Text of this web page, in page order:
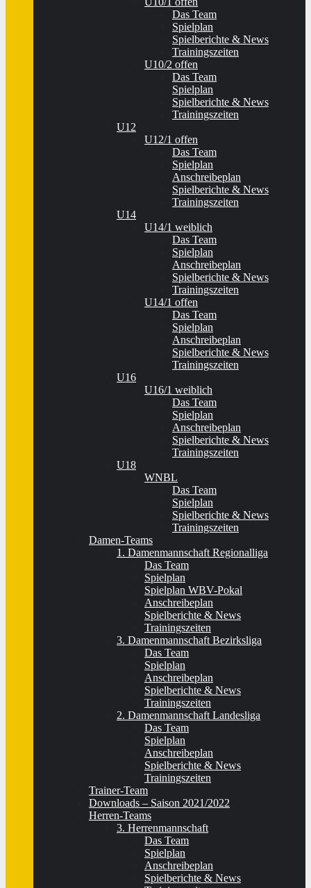
Das Team
Spielplan
Spielberichte & News
Trainingszeiten
U10/2 offen
Das Team
Spielplan
Spielberichte & News
Trainingszeiten
U12
U12/1 offen
Das Team
Spielplan
Anschreibeplan
Spielberichte & News
Trainingszeiten
U14
U14/1 weiblich
Das Team
Spielplan
Anschreibeplan
Spielberichte & News
Trainingszeiten
U14/1 offen
Das Team
Spielplan
Anschreibeplan
Spielberichte & News
Trainingszeiten
U16
U16/1 weiblich
Das Team
Spielplan
Anschreibeplan
Spielberichte & News
Trainingszeiten
U18
WNBL
Das Team
Spielplan
Spielberichte & News
Trainingszeiten
Damen-Teams
1. Damenmannschaft Regionalliga
Das Team
Spielplan
Spielplan WBV-Pokal
Anschreibeplan
Spielberichte & News
Trainingszeiten
3. Damenmannschaft Bezirksliga
Das Team
Spielplan
Anschreibeplan
Spielberichte & News
Trainingszeiten
2. Damenmannschaft Landesliga
Das Team
Spielplan
Anschreibeplan
Spielberichte & News
Trainingszeiten
Trainer-Team
Downloads – Saison 2021/2022
Herren-Teams
3. Herrenmannschaft
Das Team
Spielplan
Anschreibeplan
Spielberichte & News